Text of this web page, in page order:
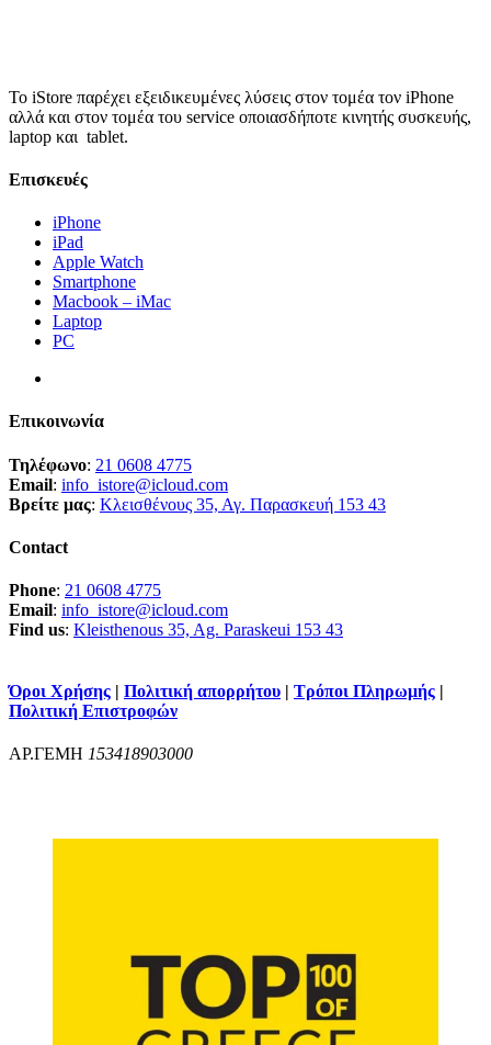
Το iStore παρέχει εξειδικευμένες λύσεις στον τομέα τον iPhone
αλλά και στον τομέα του service οποιασδήποτε κινητής συσκευής,
laptop και tablet.
Επισκευές
iPhone
iPad
Apple Watch
Smartphone
Macbook – iMac
Laptop
PC
Επικοινωνία
Τηλέφωνο: 21 0608 4775
Email: info_istore@icloud.com
Βρείτε μας: Κλεισθένους 35, Αγ. Παρασκευή 153 43
Contact
Phone: 21 0608 4775
Email: info_istore@icloud.com
Find us: Kleisthenous 35, Ag. Paraskeui 153 43
Όροι Χρήσης | Πολιτική απορρήτου | Τρόποι Πληρωμής |
Πολιτική Επιστροφών
ΑΡ.ΓΕΜΗ 153418903000